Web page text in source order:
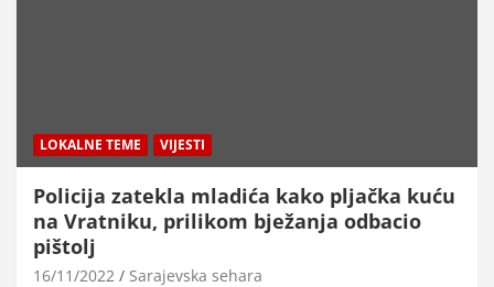
LOKALNE TEME VIJESTI
Policija zatekla mladića kako pljačka kuću
na Vratniku, prilikom bježanja odbacio
pištolj
16/11/2022 Sarajevska sehara